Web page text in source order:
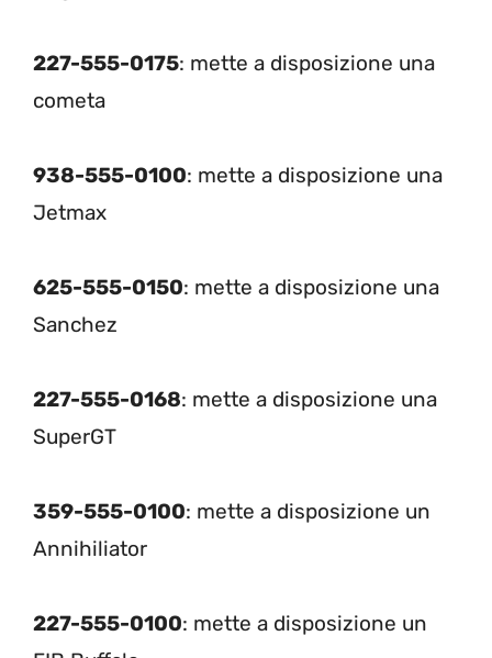
227-555-0175: mette a disposizione una
cometa
938-555-0100: mette a disposizione una
Jetmax
625-555-0150: mette a disposizione una
Sanchez
227-555-0168: mette a disposizione una
SuperGT
359-555-0100: mette a disposizione un
Annihiliator
227-555-0100: mette a disposizione un